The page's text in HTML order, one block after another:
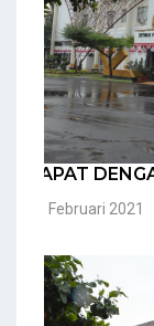
RAPAT
05 Februari 2021